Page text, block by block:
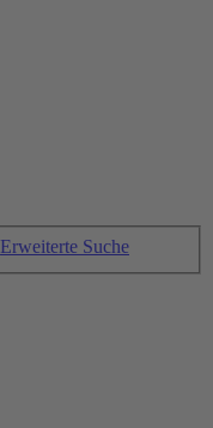
Erweiterte Suche